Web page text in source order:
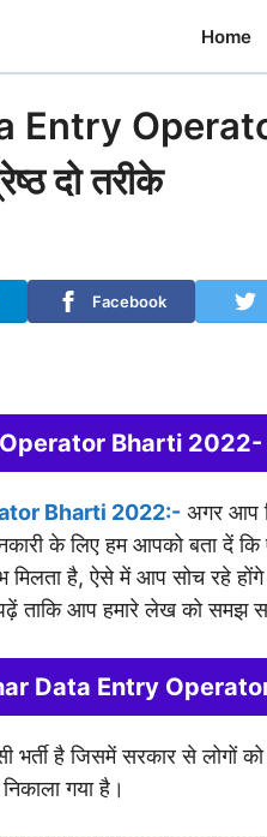
Home
Entry
दो तरीके
Facebook
Bharti 2022-
Bharti 2022:- अगर आप
के लिए हम आपको बता दें कि
मिलता है, ऐसे में आप सोच रहे
ताकि आप हमारे लेख को समझ
Data Entry
भर्ती है जिसमें सरकार से लोगों
गया है।